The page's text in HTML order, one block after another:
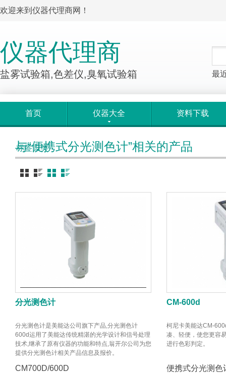
欢迎来到仪器代理商网！
仪器代理商
盐雾试验箱,色差仪,臭氧试验箱 最
首页 仪器大全 资料下载
标签归类
与“便携式分光测色计”相关的产品
分光测色计
分光测色计是美能达公司旗下产品,分光测色计
600d运用了美能达传统精湛的光学设计和信号处理
技术,继承了原有仪器的功能和特点,翁开尔公司为您
提供分光测色计相关产品信息及报价。
CM700D/600D
CM-600d
柯尼卡美能达CM-
凑、轻便，使您更容
进行色彩判定。
便携式分光测色